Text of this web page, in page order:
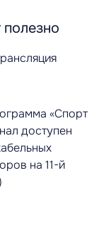
полезно
«Спорт
доступен
на 11-й